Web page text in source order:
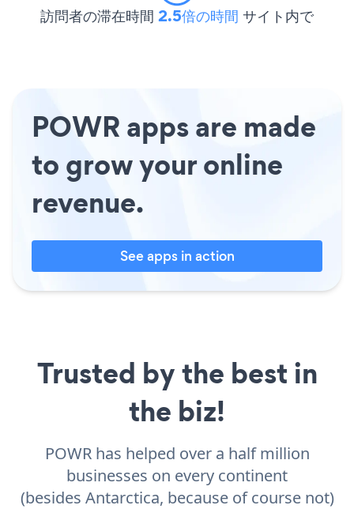
訪問者の滞在時間 2.5倍の時間 サイト内で
POWR apps are made
to grow your online
revenue.
See apps in action
Trusted by the best in
the biz!
POWR has helped over a half million
businesses on every continent
(besides Antarctica, because of course not)